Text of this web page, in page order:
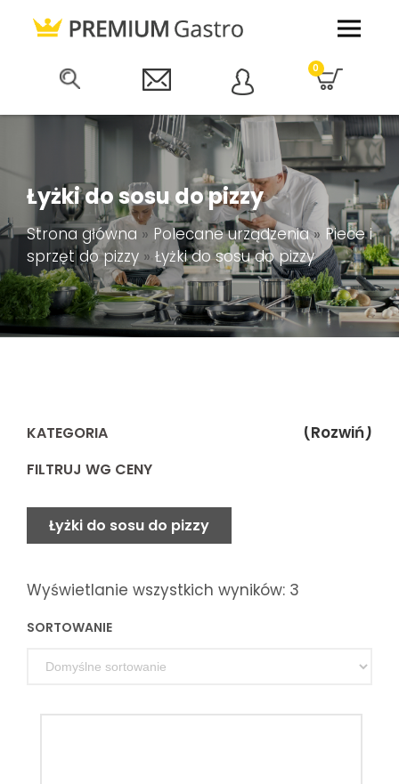
0
Łyżki do sosu do pizzy
Strona główna » Polecane urządzenia» Piece i
sprzęt do pizzy » Łyżki do sosu do pizzy
KATEGORIA (Rozwiń)
FILTRUJ WG CENY
Łyżki do sosu do pizzy
Wyświetlanie wszystkich wyników: 3
SORTOWANIE